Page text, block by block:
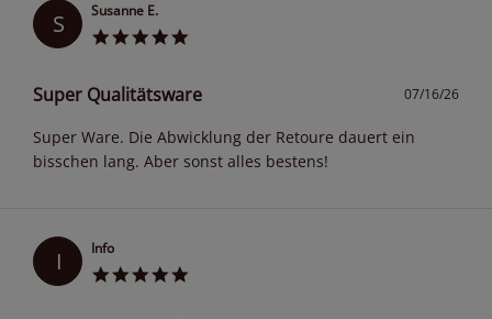
S Susanne E.
07/16/26
Super Qualitätsware
Super Ware. Die Abwicklung der Retoure dauert ein
bisschen lang. Aber sonst alles bestens!
I Info